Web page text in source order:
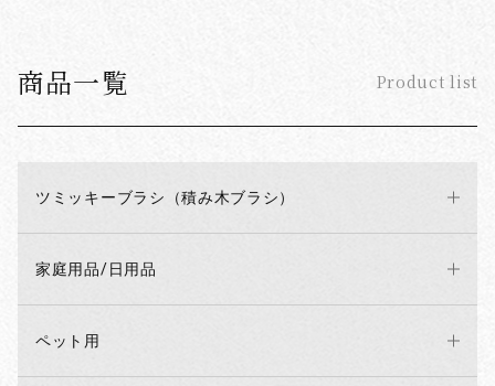
商品一覧 Product list
ツミッキーブラシ（積み木ブラシ）
家庭用品/日用品
ペット用